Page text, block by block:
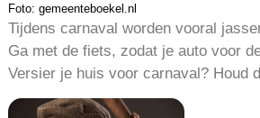
Foto: gemeenteboekel.nl
Tijdens carnaval worden vooral
Ga met de fiets, zodat je auto voor
Versier je huis voor carnaval? Houd